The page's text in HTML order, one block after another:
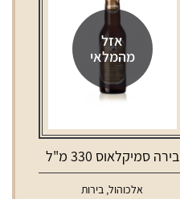
אזל
מהמלאי
בירה סמיקלאוס 330 מ"ל
אלכוהול, בירות